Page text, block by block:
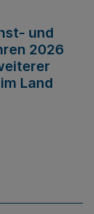
und
2026
Land